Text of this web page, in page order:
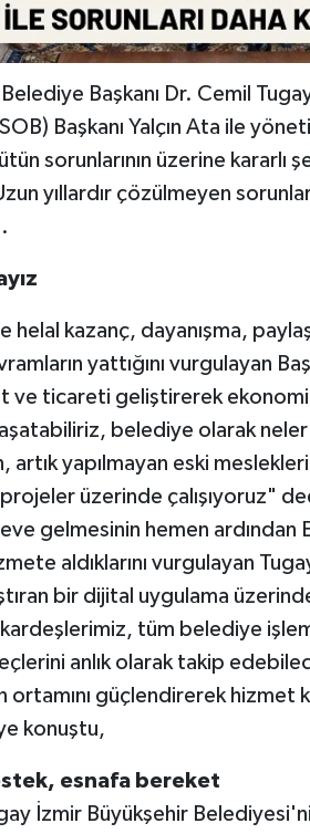
Başkanı Dr. Cemil
Başkanı Yalçın Ata ile
sorunlarının üzerine
yıllardır çözülmeyen
helal kazanç, dayanışma,
yattığını vurgulayan
ticareti geliştirerek ekonomik
belediye olarak
artık yapılmayan eski
projeler üzerinde çalışıyoruz"
gelmesinin hemen ardından
aldıklarını vurgulayan
bir dijital uygulama
tüm belediye
anlık olarak takip
ortamını güçlendirerek hizmet
konuştu,
esnafa bereket
İzmir Büyükşehir